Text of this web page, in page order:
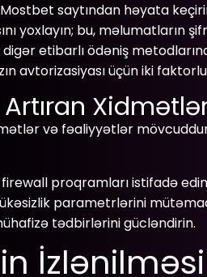
saytından həyata
yoxlayın; bu, məlumatların
etibarlı ödəniş
avtorizasiyası üçün iki
və fəaliyyətlər
proqramları istifadə
parametrlərini
tədbirlərini gücləndirin.